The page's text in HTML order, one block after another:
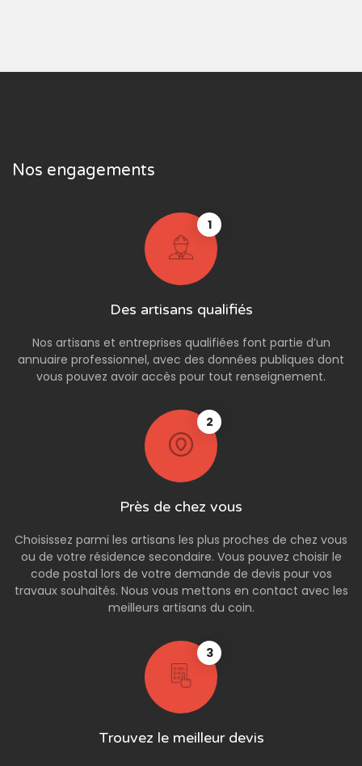
Nos engagements
1
Des artisans qualifiés
Nos artisans et entreprises qualifiées font partie d’un
annuaire professionnel, avec des données publiques dont
vous pouvez avoir accès pour tout renseignement.
2
Près de chez vous
Choisissez parmi les artisans les plus proches de chez vous
ou de votre résidence secondaire. Vous pouvez choisir le
code postal lors de votre demande de devis pour vos
travaux souhaités. Nous vous mettons en contact avec les
meilleurs artisans du coin.
3
Trouvez le meilleur devis